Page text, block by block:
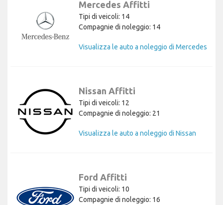
Mercedes Affitti
Tipi di veicoli: 14
Compagnie di noleggio: 14
Visualizza le auto a noleggio di Mercedes
Nissan Affitti
Tipi di veicoli: 12
Compagnie di noleggio: 21
Visualizza le auto a noleggio di Nissan
Ford Affitti
Tipi di veicoli: 10
Compagnie di noleggio: 16